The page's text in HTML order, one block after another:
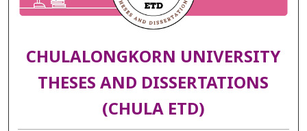
CHULALONGKORN UNIVERSITY
THESES AND DISSERTATIONS
(CHULA ETD)